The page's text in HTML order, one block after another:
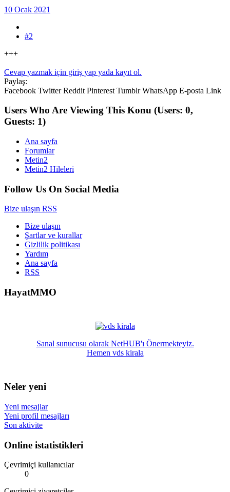
10 Ocak 2021
#2
+++
Cevap yazmak için giriş yap yada kayıt ol.
Paylaş:
Facebook Twitter Reddit Pinterest Tumblr WhatsApp E-posta Link
Users Who Are Viewing This Konu (Users: 0,
Guests: 1)
Ana sayfa
Forumlar
Metin2
Metin2 Hileleri
Follow Us On Social Media
Bize ulaşın RSS
Bize ulaşın
Şartlar ve kurallar
Gizlilik politikası
Yardım
Ana sayfa
RSS
HayatMMO
Sanal sunucusu olarak NetHUB'ı Önermekteyiz.
Hemen vds kirala
Neler yeni
Yeni mesajlar
Yeni profil mesajları
Son aktivite
Online istatistikleri
Çevrimiçi kullanıcılar
0